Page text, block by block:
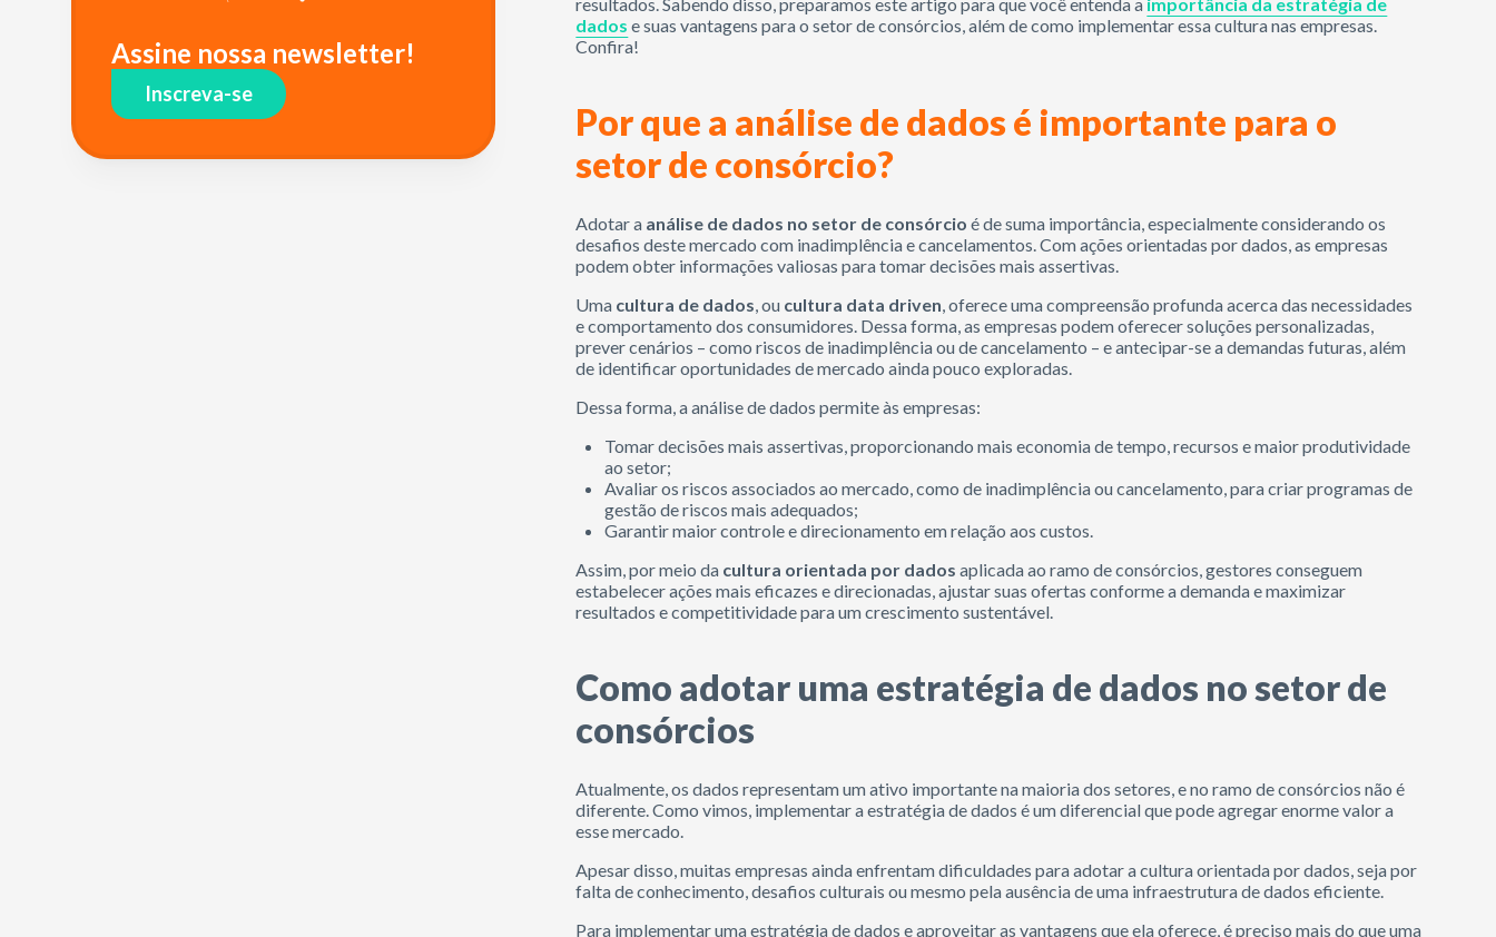
Assine nossa newsletter!
Inscreva-se
dados e suas vantagens para o setor de consórcios, além de como implementar essa cultura nas empresas.
Confira!
Por que a análise de dados é importante para o
setor de consórcio?
Adotar a análise de dados no setor de consórcio é de suma importância, especialmente considerando os
desafios deste mercado com inadimplência e cancelamentos. Com ações orientadas por dados, as empresas
podem obter informações valiosas para tomar decisões mais assertivas.
Uma cultura de dados, ou cultura data driven, oferece uma compreensão profunda acerca das necessidades
e comportamento dos consumidores. Dessa forma, as empresas podem oferecer soluções personalizadas,
prever cenários – como riscos de inadimplência ou de cancelamento – e antecipar-se a demandas futuras, além
de identificar oportunidades de mercado ainda pouco exploradas.
Dessa forma, a análise de dados permite às empresas:
Tomar decisões mais assertivas, proporcionando mais economia de tempo, recursos e maior produtividade
ao setor;
Avaliar os riscos associados ao mercado, como de inadimplência ou cancelamento, para criar programas de
gestão de riscos mais adequados;
Garantir maior controle e direcionamento em relação aos custos.
Assim, por meio da cultura orientada por dados aplicada ao ramo de consórcios, gestores conseguem
estabelecer ações mais eficazes e direcionadas, ajustar suas ofertas conforme a demanda e maximizar
resultados e competitividade para um crescimento sustentável.
Como adotar uma estratégia de dados no setor de
consórcios
Atualmente, os dados representam um ativo importante na maioria dos setores, e no ramo de consórcios não é
diferente. Como vimos, implementar a estratégia de dados é um diferencial que pode agregar enorme valor a
esse mercado.
Apesar disso, muitas empresas ainda enfrentam dificuldades para adotar a cultura orientada por dados, seja por
falta de conhecimento, desafios culturais ou mesmo pela ausência de uma infraestrutura de dados eficiente.
Para implementar uma estratégia de dados e aproveitar as vantagens que ela oferece, é preciso mais do que uma